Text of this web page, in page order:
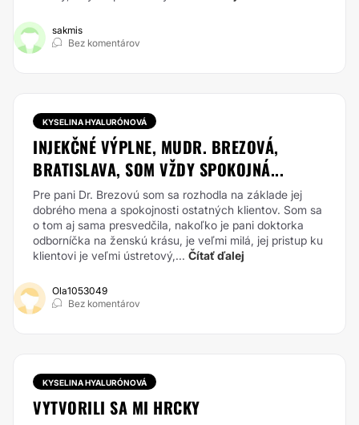
sakmis
Bez komentárov
KYSELINA HYALURÓNOVÁ
INJEKČNÉ VÝPLNE, MUDR. BREZOVÁ,
BRATISLAVA, SOM VŽDY SPOKOJNÁ...
Pre pani Dr. Brezovú som sa rozhodla na základe jej
dobrého mena a spokojnosti ostatných klientov. Som sa
o tom aj sama presvedčila, nakoľko je pani doktorka
odborníčka na ženskú krásu, je veľmi milá, jej pristup ku
klientovi je veľmi ústretový,... Čítať ďalej
Ola1053049
Bez komentárov
KYSELINA HYALURÓNOVÁ
VYTVORILI SA MI HRCKY